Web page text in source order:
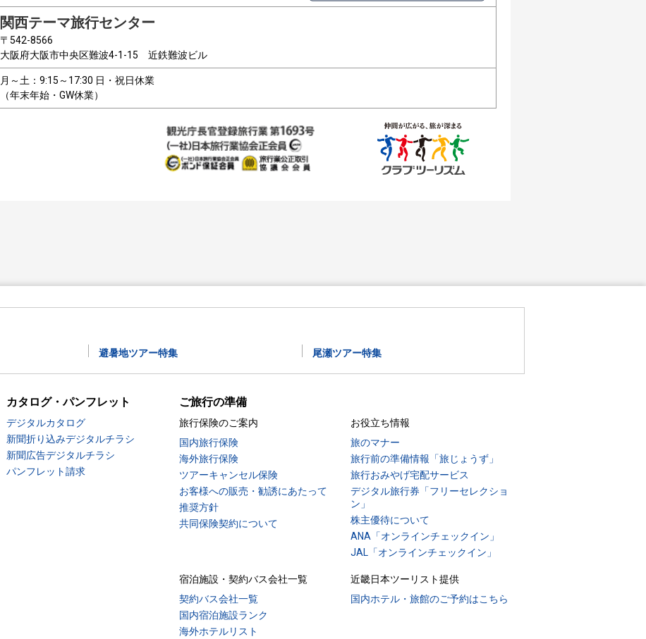
関西テーマ旅行センター
〒542-8566
大阪府大阪市中央区難波4-1-15 近鉄難波ビル
月～土：9:15～17:30 日・祝日休業
（年末年始・GW休業）
避暑地ツアー特集 尾瀬ツアー特集
カタログ・パンフレット
デジタルカタログ
新聞折り込みデジタルチラシ
新聞広告デジタルチラシ
パンフレット請求
ご旅行の準備
旅行保険のご案内
国内旅行保険
海外旅行保険
ツアーキャンセル保険
お客様への販売・勧誘にあたって
推奨方針
共同保険契約について
お役立ち情報
旅のマナー
旅行前の準備情報「旅じょうず」
旅行おみやげ宅配サービス
デジタル旅行券「フリーセレクショ
ン」
株主優待について
ANA「オンラインチェックイン」
JAL「オンラインチェックイン」
宿泊施設・契約バス会社一覧
契約バス会社一覧
国内宿泊施設ランク
海外ホテルリスト
近畿日本ツーリスト提供
国内ホテル・旅館のご予約はこちら